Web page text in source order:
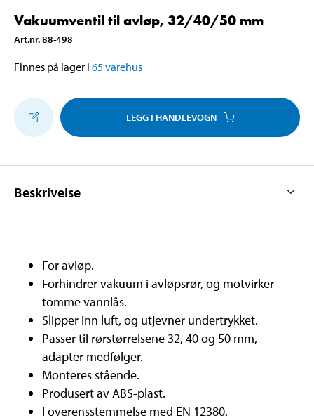
Vakuumventil til avløp, 32/40/50 mm
Art.nr.88-498
Finnes på lager i 65varehus
LEGG I HANDLEVOGN
Beskrivelse
For avløp.
Forhindrer vakuum i avløpsrør, og motvirker
tomme vannlås.
Slipper inn luft, og utjevner undertrykket.
Passer til rørstørrelsene 32, 40 og 50 mm,
adapter medfølger.
Monteres stående.
Produsert av ABS-plast.
I overensstemmelse med EN 12380.